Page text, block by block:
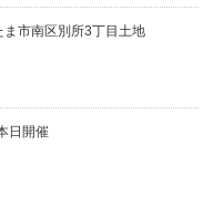
市南区別所3丁目土地
日開催